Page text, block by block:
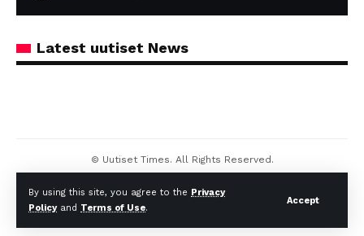
By using this site, you agree to the Privacy
Policyand Terms of Use.
Accept
Latest uutiset News
© Uutiset Times. All Rights Reserved.